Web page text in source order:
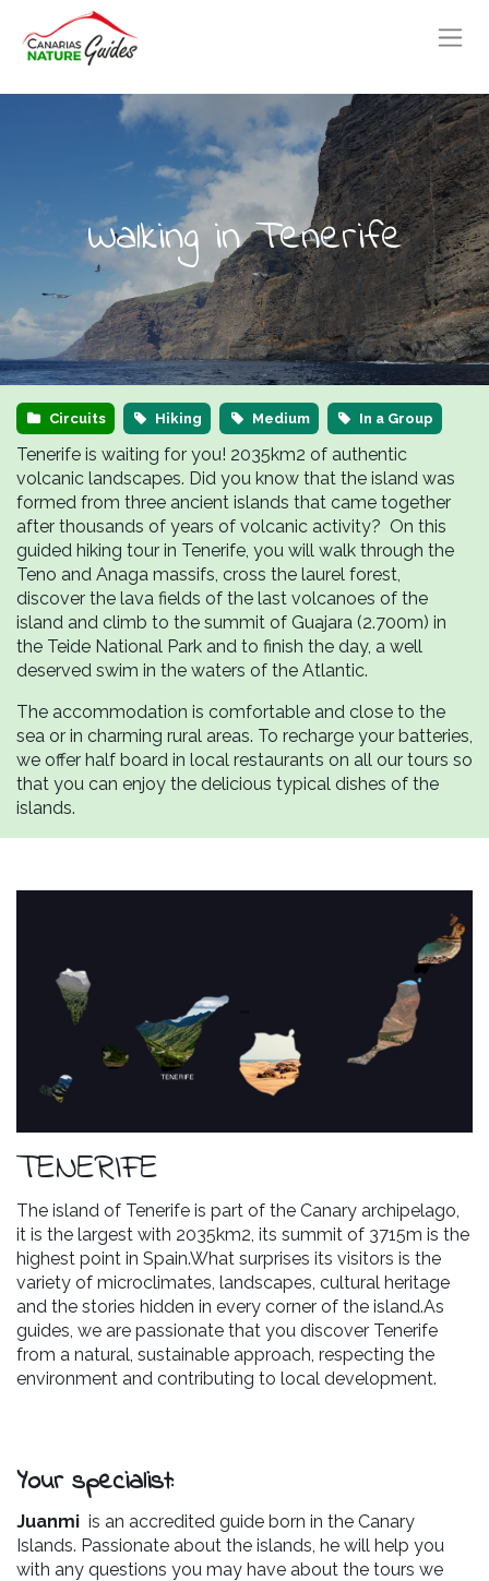
Walking in Tenerife
Circuits Hiking Medium In a Group
Tenerife is waiting for you! 2035km2 of authentic
volcanic landscapes. Did you know that the island was
formed from three ancient islands that came together
after thousands of years of volcanic activity? On this
guided hiking tour in Tenerife, you will walk through the
Teno and Anaga massifs, cross the laurel forest,
discover the lava fields of the last volcanoes of the
island and climb to the summit of Guajara (2.700m) in
the Teide National Park and to finish the day, a well
deserved swim in the waters of the Atlantic.
The accommodation is comfortable and close to the
sea or in charming rural areas. To recharge your batteries,
we offer half board in local restaurants on all our tours so
that you can enjoy the delicious typical dishes of the
islands.
TENERIFE
The island of Tenerife is part of the Canary archipelago,
it is the largest with 2035km2, its summit of 3715m is the
highest point in Spain.What surprises its visitors is the
variety of microclimates, landscapes, cultural heritage
and the stories hidden in every corner of the island.As
guides, we are passionate that you discover Tenerife
from a natural, sustainable approach, respecting the
environment and contributing to local development.
Your specialist:
Juanmi is an accredited guide born in the Canary
Islands. Passionate about the islands, he will help you
with any questions you may have about the tours we